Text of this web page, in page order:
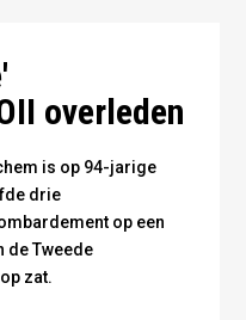
overleden
is op 94-jarige
drie
op een
de Tweede
zat.